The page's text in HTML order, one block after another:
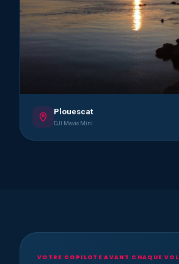
Plouescat
DJI Mavic Mini
VOTRE COPILOTE AVANT CHAQUE VOL